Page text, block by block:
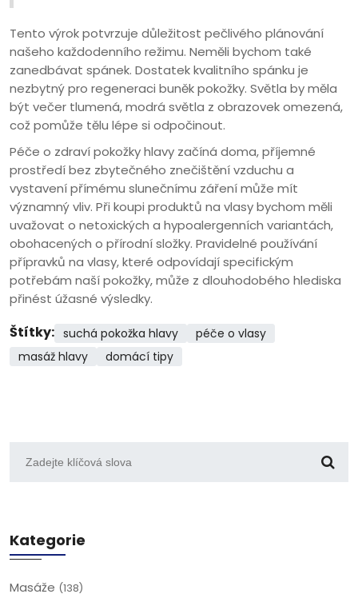
Tento výrok potvrzuje důležitost pečlivého plánování
našeho každodenního režimu. Neměli bychom také
zanedbávat spánek. Dostatek kvalitního spánku je
nezbytný pro regeneraci buněk pokožky. Světla by měla
být večer tlumená, modrá světla z obrazovek omezená,
což pomůže tělu lépe si odpočinout.
Péče o zdraví pokožky hlavy začíná doma, příjemné
prostředí bez zbytečného znečištění vzduchu a
vystavení přímému slunečnímu záření může mít
významný vliv. Při koupi produktů na vlasy bychom měli
uvažovat o netoxických a hypoalergenních variantách,
obohacených o přírodní složky. Pravidelné používání
přípravků na vlasy, které odpovídají specifickým
potřebám naší pokožky, může z dlouhodobého hlediska
přinést úžasné výsledky.
Štítky: suchá pokožka hlavy
péče o vlasy
masáž hlavy
domácí tipy
Kategorie
Masáže (138)